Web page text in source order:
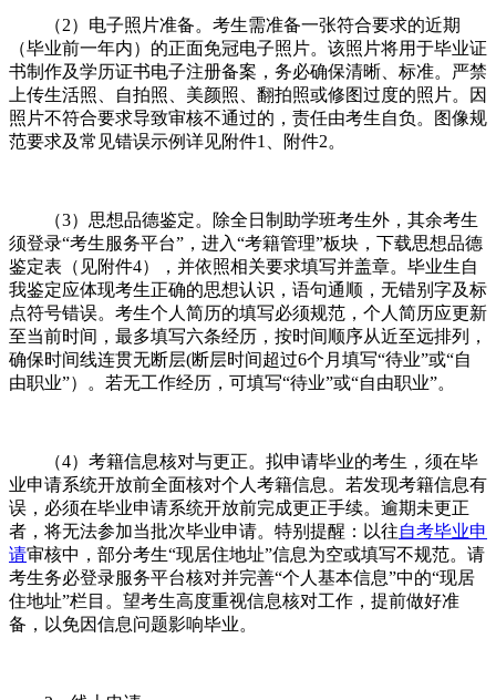
（2）电子照片准备。考生需准备一张符合要求的近期
（毕业前一年内）的正面免冠电子照片。该照片将用于毕业证
书制作及学历证书电子注册备案，务必确保清晰、标准。严禁
上传生活照、自拍照、美颜照、翻拍照或修图过度的照片。因
照片不符合要求导致审核不通过的，责任由考生自负。图像规
范要求及常见错误示例详见附件1、附件2。
（3）思想品德鉴定。除全日制助学班考生外，其余考生
须登录“考生服务平台”，进入“考籍管理”板块，下载思想品德
鉴定表（见附件4），并依照相关要求填写并盖章。毕业生自
我鉴定应体现考生正确的思想认识，语句通顺，无错别字及标
点符号错误。考生个人简历的填写必须规范，个人简历应更新
至当前时间，最多填写六条经历，按时间顺序从近至远排列，
确保时间线连贯无断层(断层时间超过6个月填写“待业”或“自
由职业”）。若无工作经历，可填写“待业”或“自由职业”。
（4）考籍信息核对与更正。拟申请毕业的考生，须在毕
业申请系统开放前全面核对个人考籍信息。若发现考籍信息有
误，必须在毕业申请系统开放前完成更正手续。逾期未更正
者，将无法参加当批次毕业申请。特别提醒：以往自考毕业申
请审核中，部分考生“现居住地址”信息为空或填写不规范。请
考生务必登录服务平台核对并完善“个人基本信息”中的“现居
住地址”栏目。望考生高度重视信息核对工作，提前做好准
备，以免因信息问题影响毕业。